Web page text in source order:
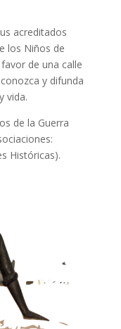
acreditados
los Niños de
de una calle
y difunda
vida.
de la Guerra
Históricas).